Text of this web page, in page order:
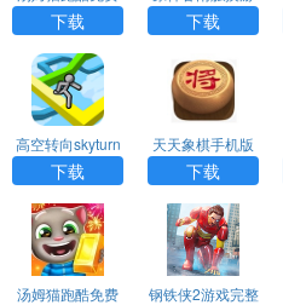
下载安装手机版
下载
戏安卓手机版
下载
高空转向skyturn
s下载
下载
天天象棋手机版
下载
下载
汤姆猫跑酷免费
钢铁侠2游戏完整